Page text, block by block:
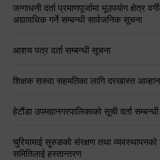
जग्गाधनी दर्ता प्रमाणपूर्जामा भूउपयोग क्षेत्र
अद्यावधिक गर्ने सम्बन्धी सार्वजनिक सूचना
आशय पत्र दर्ता सम्बन्धी सूचना
शिक्षक सरुवा सहमतिका लागि दरखास्त
हेटौंडा उपमहानगरपालिकाको सूची दर्ता
चुरियामाई सुरुङको संरक्षण तथा व्यवस्थापनको
समितिलाई हस्तान्तरण